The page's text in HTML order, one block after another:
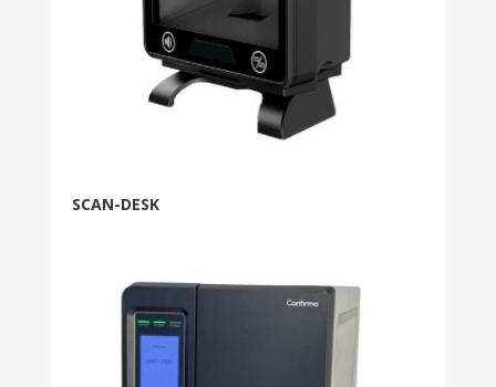
SCAN-DESK